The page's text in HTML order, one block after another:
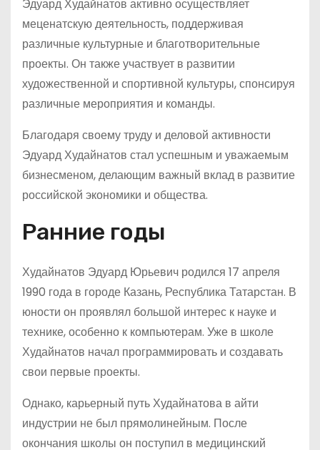
Эдуард Худайнатов активно осуществляет
меценатскую деятельность, поддерживая
различные культурные и благотворительные
проекты. Он также участвует в развитии
художественной и спортивной культуры, спонсируя
различные мероприятия и команды.
Благодаря своему труду и деловой активности
Эдуард Худайнатов стал успешным и уважаемым
бизнесменом, делающим важный вклад в развитие
российской экономики и общества.
Ранние годы
Худайнатов Эдуард Юрьевич родился 17 апреля
1990 года в городе Казань, Республика Татарстан. В
юности он проявлял большой интерес к науке и
технике, особенно к компьютерам. Уже в школе
Худайнатов начал программировать и создавать
свои первые проекты.
Однако, карьерный путь Худайнатова в айти
индустрии не был прямолинейным. После
окончания школы он поступил в медицинский